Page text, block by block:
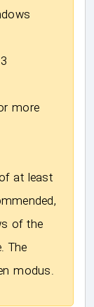
more
at least
of the
The
modus.